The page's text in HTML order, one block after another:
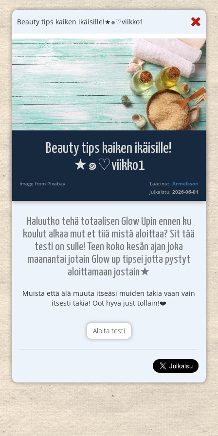
Beauty tips kaiken ikäisille!★๑⁠♡viikko1
Beauty tips kaiken ikäisille!
★๑⁠♡viikko1
Image from Pixabay Laatinut:Armelsson
Julkaistu:2026-06-01
Haluutko tehä totaalisen Glow Upin ennen ku
koulut alkaa mut et tiiä mistä aloittaa? Sit tää
testi on sulle! Teen koko kesän ajan joka
maanantai jotain Glow up tipsei jotta pystyt
aloittamaan jostain★
Muista että älä muuta itseäsi muiden takia vaan vain
itsesti takia! Oot hyvä just tollain!❤️
Aloita testi